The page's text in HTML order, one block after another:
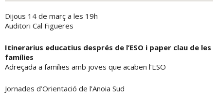
Dijous 14 de març a les 19h
Auditori Cal Figueres
Itinerarius educatius després de l’ESO i paper clau de les
famílies
Adreçada a famílies amb joves que acaben l’ESO
Jornades d’Orientació de l’Anoia Sud